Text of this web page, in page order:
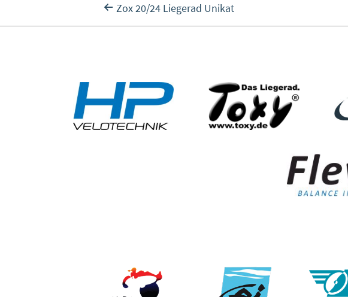
Beitragsnavigation
Vorheriger:
Zox 20/24 Liegerad Unikat